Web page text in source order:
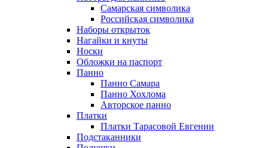
Самарская символика
Российская символика
Наборы открыток
Нагайки и кнуты
Носки
Обложки на паспорт
Панно
Панно Самара
Панно Хохлома
Авторское панно
Платки
Платки Тарасовой Евгении
Подстаканники